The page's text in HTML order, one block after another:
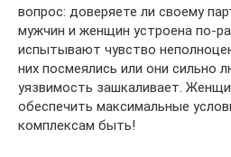
вопрос: доверяете ли своему
мужчин и женщин устроена по-
испытывают чувство
них посмеялись или они сильно
уязвимость зашкаливает.
обеспечить максимальные
комплексам быть!